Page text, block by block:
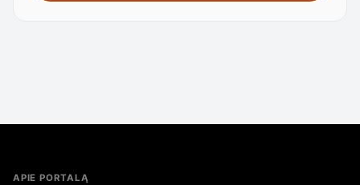
APIE PORTALĄ